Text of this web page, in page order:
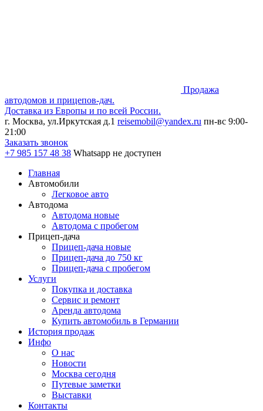
Продажа
автодомов и прицепов-дач.
Доставка из Европы и по всей России.
г. Москва, ул.Иркутская д.1 reisemobil@yandex.ru пн-вс 9:00-
21:00
Заказать звонок
+7 985 157 48 38 Whatsapp не доступен
Главная
Автомобили
Легковое авто
Автодома
Автодома новые
Автодома с пробегом
Прицеп-дача
Прицеп-дача новые
Прицеп-дача до 750 кг
Прицеп-дача с пробегом
Услуги
Покупка и доставка
Сервис и ремонт
Аренда автодома
Купить автомобиль в Германии
История продаж
Инфо
О нас
Новости
Москва сегодня
Путевые заметки
Выставки
Контакты